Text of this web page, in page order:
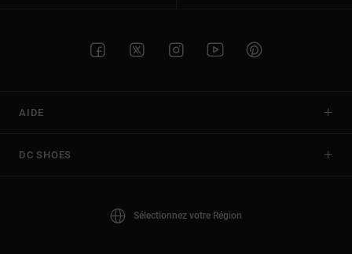
AIDE
DC SHOES
Sélectionnez votre Région